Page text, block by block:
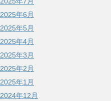
2025年6月
2025年5月
2025年4月
2025年3月
2025年2月
2025年1月
2024年12月